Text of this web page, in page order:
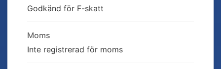
Godkänd för F-skatt
Moms
Inte registrerad för moms